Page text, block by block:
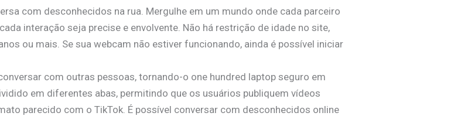
com desconhecidos na rua. Mergulhe em um mundo onde cada parceiro
interação seja precise e envolvente. Não há restrição de idade no site,
ou mais. Se sua webcam não estiver funcionando, ainda é possível iniciar
com outras pessoas, tornando-o one hundred laptop seguro em
em diferentes abas, permitindo que os usuários publiquem vídeos
parecido com o TikTok. É possível conversar com desconhecidos online